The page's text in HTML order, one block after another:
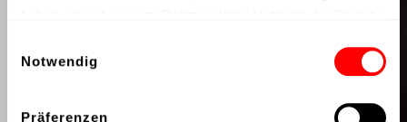
Notwendig
Präferenzen